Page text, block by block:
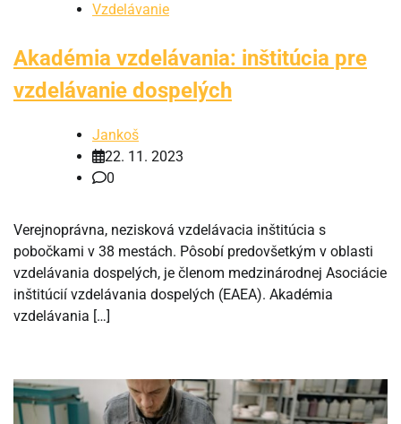
Vzdelávanie
Akadémia vzdelávania: inštitúcia pre
vzdelávanie dospelých
Jankoš
22. 11. 2023
0
Verejnoprávna, nezisková vzdelávacia inštitúcia s
pobočkami v 38 mestách. Pôsobí predovšetkým v oblasti
vzdelávania dospelých, je členom medzinárodnej Asociácie
inštitúcií vzdelávania dospelých (EAEA). Akadémia
vzdelávania […]